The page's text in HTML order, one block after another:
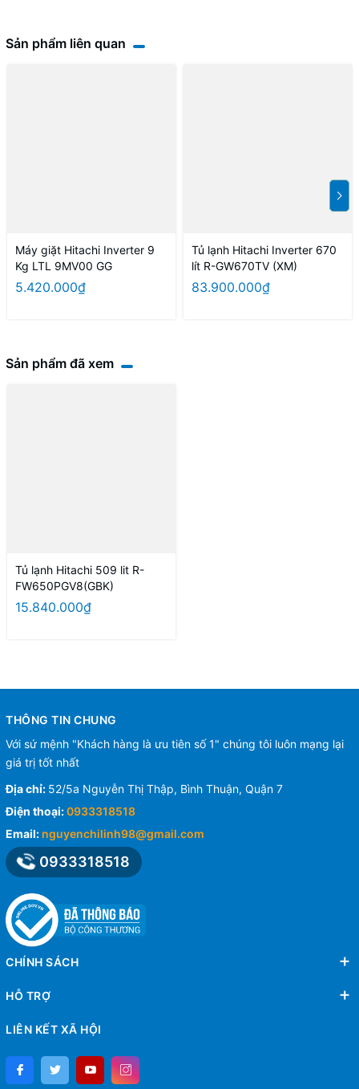
Sản phẩm liên quan
Máy giặt Hitachi Inverter 9
Kg LTL 9MV00 GG
5.420.000₫
Tủ lạnh Hitachi Inverter 670
lít R-GW670TV (XM)
83.900.000₫
Sản phẩm đã xem
Tủ lạnh Hitachi 509 lit R-
FW650PGV8(GBK)
15.840.000₫
THÔNG TIN CHUNG
Với sứ mệnh "Khách hàng là ưu tiên số 1" chúng tôi luôn mạng lại
giá trị tốt nhất
Địa chỉ: 52/5a Nguyễn Thị Thập, Bình Thuận, Quận 7
Điện thoại:0933318518
Email: nguyenchilinh98@gmail.com
0933318518
CHÍNH SÁCH
HỖ TRỢ
LIÊN KẾT XÃ HỘI